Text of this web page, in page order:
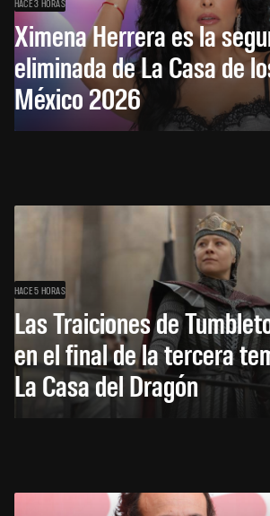
Ximena Herrera es la
eliminada de La Casa de
México 2026
HACE 5 HORAS
Las Traiciones de
en el final de la tercera
La Casa del Dragón